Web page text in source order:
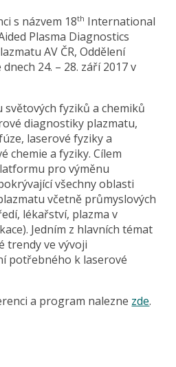
s názvem 18th International
Plasma Diagnostics
AV ČR, Oddělení
24. – 28. září 2017 v
fyziků a chemiků
diagnostiky plazmatu,
laserové fyziky a
chemie a fyziky. Cílem
pro výměnu
všechny oblasti
včetně průmyslových
lékařství, plazma v
Jedním z hlavních témat
trendy ve vývoji
potřebného k laserové
a program nalezne zde.